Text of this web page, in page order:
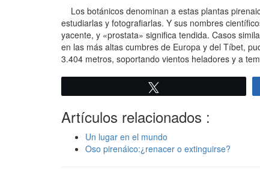
Los botánicos denominan a estas plantas
estudiarlas y fotografiarlas. Y sus nombres
yacente, y «prostata» significa tendida. Casos
en las más altas cumbres de Europa y del Tíbet,
3.404 metros, soportando vientos heladores y a
Artículos relacionados :
Un lugar en el mundo
Oso pirenáico:¿renacer o extinguirse?